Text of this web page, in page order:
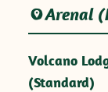
Arenal
Volcano
(Standard)